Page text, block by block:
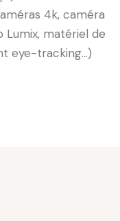
4k, caméra
Lumix, matériel de
eye-tracking...)